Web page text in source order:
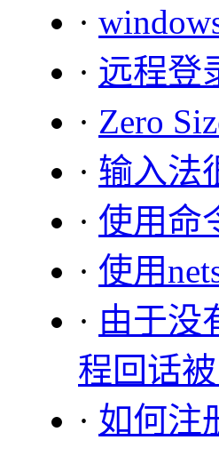
·
· 远程登
· Zero
· 输入法
· 使用命
· 使用
· 由于没
程回话
· 如何注